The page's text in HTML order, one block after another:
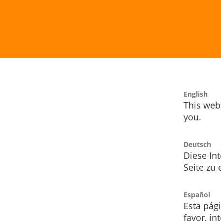
English
This
you.
Deutsch
Diese
Seite zu
Español
Esta
favor,